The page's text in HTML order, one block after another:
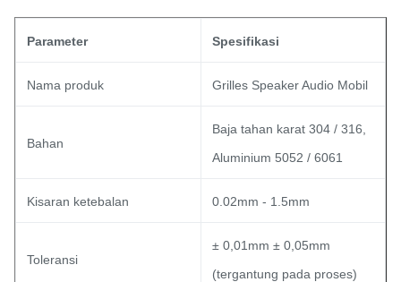
Parameter Spesifikasi
Nama produk Grilles Speaker Audio Mobil
Bahan
Baja tahan karat 304 / 316,
Aluminium 5052 / 6061
Kisaran ketebalan 0.02mm - 1.5mm
Toleransi
± 0,01mm ± 0,05mm
(tergantung pada proses)